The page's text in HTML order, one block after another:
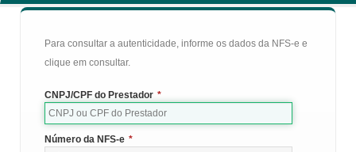
Para consultar a autenticidade, informe os dados da NFS-e e
clique em consultar.
CNPJ/CPF do Prestador *
Número da NFS-e *